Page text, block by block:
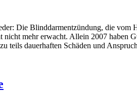
Die Blinddarmentzündung, die vom
mehr erwacht. Allein 2007 haben
teils dauerhaften Schäden und